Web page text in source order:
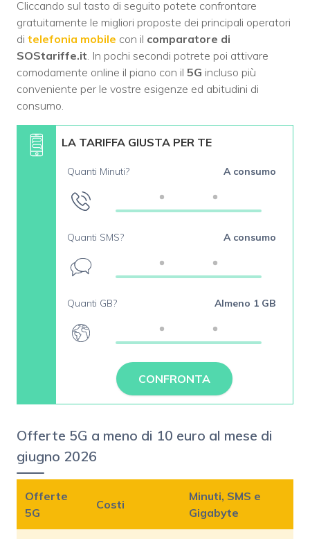
Cliccando sul tasto di seguito potete confrontare
gratuitamente le migliori proposte dei principali operatori
di telefonia mobile con il comparatore di
SOStariffe.it . In pochi secondi potrete poi attivare
comodamente online il piano con il 5G incluso più
conveniente per le vostre esigenze ed abitudini di
consumo.
LA TARIFFA GIUSTA PER TE
Quanti Minuti? A consumo
Quanti SMS? A consumo
Quanti GB? Almeno 1 GB
CONFRONTA
Offerte 5G a meno di 10 euro al mese di
giugno 2026
Offerte
5G
Costi
Minuti, SMS e
Gigabyte